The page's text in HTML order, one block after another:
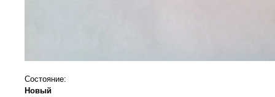
Состояние:
Новый